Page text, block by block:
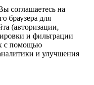
соглашаетесь на
браузера для
(авторизации,
и фильтрации
с помощью
и улучшения